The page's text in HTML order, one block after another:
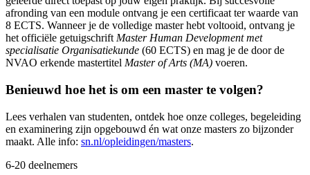
afronding van een module ontvang je een certificaat ter waarde van
8 ECTS. Wanneer je de volledige master hebt voltooid, ontvang je
het officiële getuigschrift Master Human Development met
specialisatie Organisatiekunde (60 ECTS) en mag je de door de
NVAO erkende mastertitel Master of Arts (MA) voeren.
Benieuwd hoe het is om een master te volgen?
Lees verhalen van studenten, ontdek hoe onze colleges, begeleiding
en examinering zijn opgebouwd én wat onze masters zo bijzonder
maakt. Alle info: sn.nl/opleidingen/masters.
6-20 deelnemers